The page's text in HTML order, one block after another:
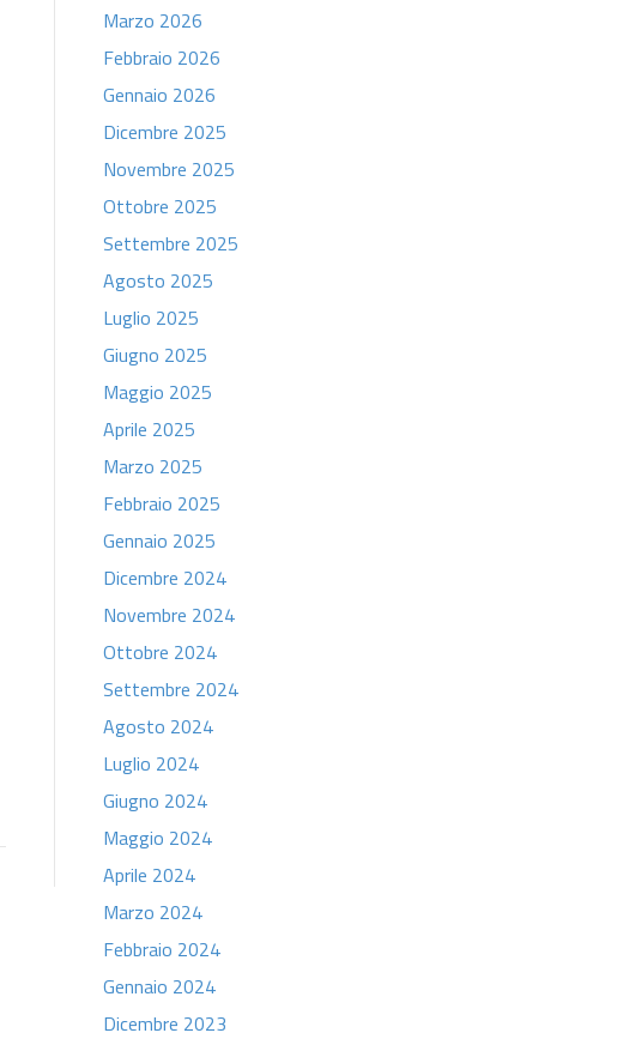
Marzo 2026
Febbraio 2026
Gennaio 2026
Dicembre 2025
Novembre 2025
Ottobre 2025
Settembre 2025
Agosto 2025
Luglio 2025
Giugno 2025
Maggio 2025
Aprile 2025
Marzo 2025
Febbraio 2025
Gennaio 2025
Dicembre 2024
Novembre 2024
Ottobre 2024
Settembre 2024
Agosto 2024
Luglio 2024
Giugno 2024
Maggio 2024
Aprile 2024
Marzo 2024
Febbraio 2024
Gennaio 2024
Dicembre 2023